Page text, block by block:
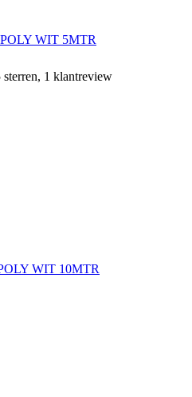
WIT 5MTR
1 klantreview
WIT 10MTR